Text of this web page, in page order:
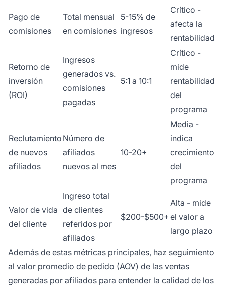
Pago de
comisiones
Total mensual
en comisiones
5-15% de
ingresos
Crítico -
afecta la
rentabilidad
Retorno de
inversión
(ROI)
Ingresos
generados vs.
comisiones
pagadas
5:1 a 10:1
Crítico -
mide
rentabilidad
del
programa
Reclutamiento
de nuevos
afiliados
Número de
afiliados
nuevos al mes
10-20+
Media -
indica
crecimiento
del
programa
Valor de vida
del cliente
Ingreso total
de clientes
referidos por
afiliados
$200-$500+
Alta - mide
el valor a
largo plazo
Además de estas métricas principales, haz seguimiento
al valor promedio de pedido (AOV) de las ventas
generadas por afiliados para entender la calidad de los